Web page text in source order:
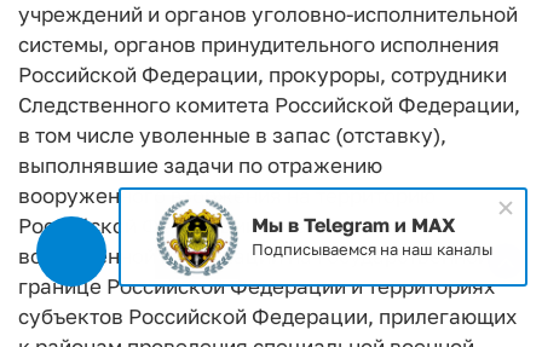
учреждений и органов уголовно-исполнительной
системы, органов принудительного исполнения
Российской Федерации, прокуроры, сотрудники
Следственного комитета Российской Федерации,
в том числе уволенные в запас (отставку),
выполнявшие задачи по отражению
вооруженного вторжения на территорию
Российской Федерации, а также в ходе
вооруженной провокации на Государственной
границе Российской Федерации и территориях
субъектов Российской Федерации, прилегающих
Мы в Telegram и MAX
Подписываемся на наш каналы